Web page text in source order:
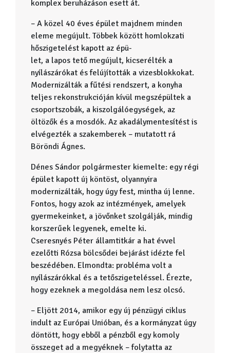
komplex beruházáson esett át.
– A közel 40 éves épület majdnem minden
eleme meg­újult. Többek között homlok­zati
hőszigetelést kapott az épü-
let, a lapos tető megújult, kicserélték a
nyílászárókat és felújították a vizesblokkokat.
Modernizálták a fűtési rendszert, a konyha
teljes rekonstrukcióján kívül megszépültek a
csoportszobák, a kiszolgálóegységek, az
öltözők és a mosdók. Az akadálymentesítést is
elvégezték a szakemberek – mutatott rá
Böröndi Ágnes.
Dénes Sándor polgármester kiemelte: egy régi
épület kapott új köntöst, olyannyira
modernizálták, hogy úgy fest, mintha új lenne.
Fontos, hogy azok az intézmények, amelyek
gyermekeinket, a jövőnket szolgálják, mindig
korszerűek legyenek, emelte ki.
Cseresnyés Péter államtitkár a hat évvel
ezelőtti Rózsa bölcsődei bejárást idézte fel
beszédében. Elmondta: probléma volt a
nyílászárókkal és a tetőszigeteléssel. Érezte,
hogy ezeknek a megoldása nem lesz olcsó.
– Eljött 2014, amikor egy új pénzügyi ciklus
indult az Euró­pai Unióban, és a kormányzat úgy
döntött, hogy ebből a pénzből egy komoly
összeget ad a megyéknek – folytatta az